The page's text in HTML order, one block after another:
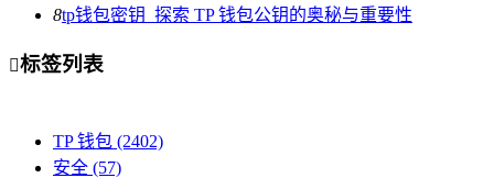
8tp钱包密钥_探索 TP 钱包公钥的奥秘与重要性
标签列表
TP 钱包 (2402)
安全 (57)